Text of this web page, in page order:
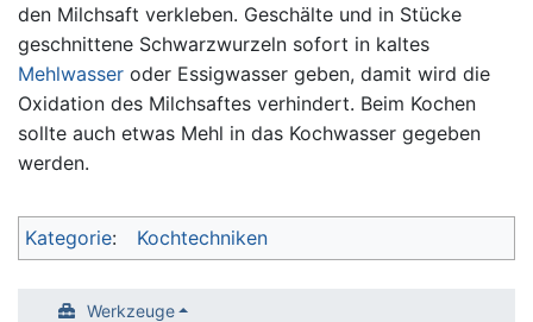
den Milchsaft verkleben. Geschälte und in Stücke
geschnittene Schwarzwurzeln sofort in kaltes
Mehlwasser oder Essigwasser geben, damit wird die
Oxidation des Milchsaftes verhindert. Beim Kochen
sollte auch etwas Mehl in das Kochwasser gegeben
werden.
Kategorie: Kochtechniken
Werkzeuge